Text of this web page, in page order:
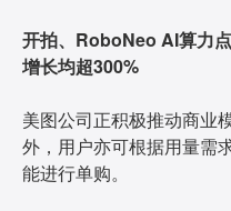
开拍、RoboNeo AI算力
增长均超300%
美图公司正积极推动商业
外，用户亦可根据用量需
能进行单购。